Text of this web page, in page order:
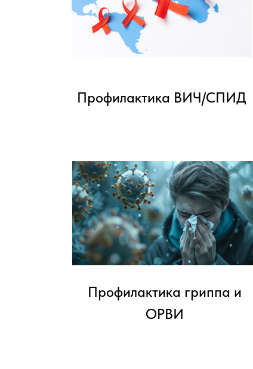
Профилактика ВИЧ/СПИД
Профилактика гриппа и
ОРВИ